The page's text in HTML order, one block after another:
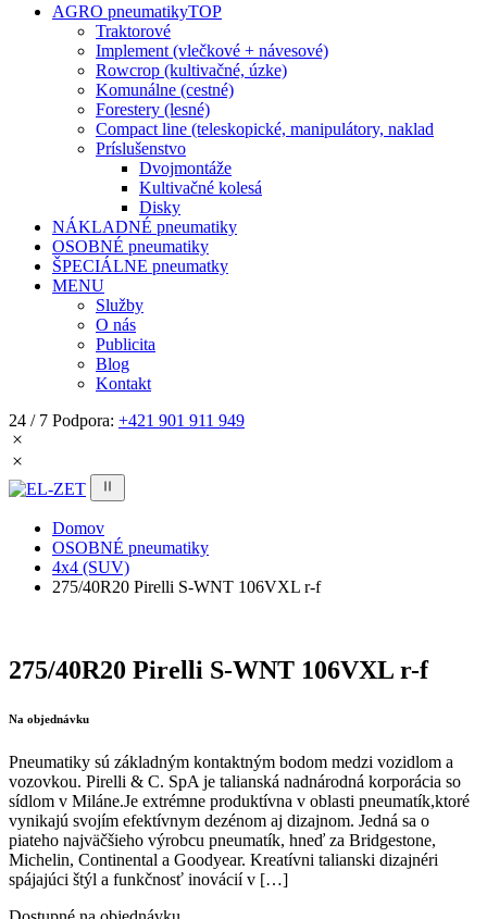
AGRO pneumatikyTOP
Traktorové
Implement (vlečkové + návesové)
Rowcrop (kultivačné, úzke)
Komunálne (cestné)
Forestery (lesné)
Compact line (teleskopické, manipulátory, naklad
Príslušenstvo
Dvojmontáže
Kultivačné kolesá
Disky
NÁKLADNÉ pneumatiky
OSOBNÉ pneumatiky
ŠPECIÁLNE pneumatky
MENU
Služby
O nás
Publicita
Blog
Kontakt
24 / 7 Podpora: +421 901 911 949
Domov
OSOBNÉ pneumatiky
4x4 (SUV)
275/40R20 Pirelli S-WNT 106VXL r-f
275/40R20 Pirelli S-WNT 106VXL r-f
Na objednávku
Pneumatiky sú základným kontaktným bodom medzi vozidlom a
vozovkou. Pirelli & C. SpA je talianská nadnárodná korporácia so
sídlom v Miláne.Je extrémne produktívna v oblasti pneumatík,ktoré
vynikajú svojím efektívnym dezénom aj dizajnom. Jedná sa o
piateho najväčšieho výrobcu pneumatík, hneď za Bridgestone,
Michelin, Continental a Goodyear. Kreatívni talianski dizajnéri
spájajúci štýl a funkčnosť inovácií v […]